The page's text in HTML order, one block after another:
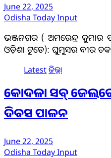
June 22, 2025
Odisha Today Input
ଭଞ୍ଜନଗର ( ଅମରେନ୍ଦ୍ର କୁମାର
ଓଡ଼ିଶା ଟୁଡେ): ଘୁମୁସର ବୀର
Latestଜିଲ୍ଲା
କୋଦଳା ସବ୍
ଦିବସ ପାଳନ
June 22, 2025
Odisha Today Input